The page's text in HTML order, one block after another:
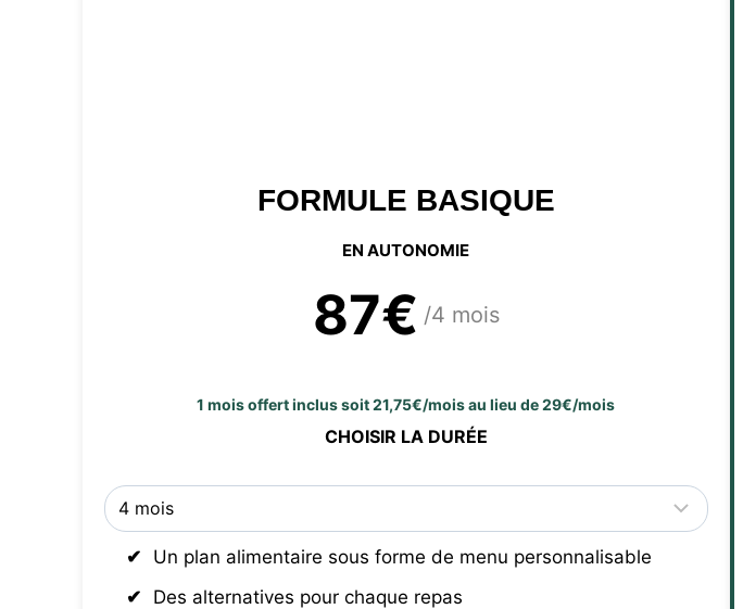
FORMULE BASIQUE
EN AUTONOMIE
87€ /4 mois
1 mois offert inclus soit 21,75€/mois au lieu de 29€/mois
CHOISIR LA DURÉE
Un plan alimentaire sous forme de menu personnalisable
Des alternatives pour chaque repas